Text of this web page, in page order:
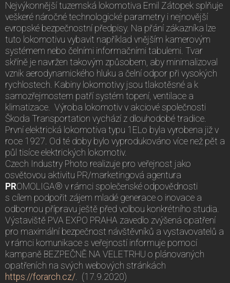
Nejvýkonnější tuzemská lokomotiva Emil Zátopek splňuje
veškeré náročné technologické parametry i nejnovější
evropské bezpečnostní předpisy. Na přání zákazníka lze
tuto lokomotivu vybavit například vnějším kamerovým
systémem nebo čelními informačními tabulemi. Tvar
skříně je navržen takovým způsobem, aby minimalizoval
vznik aerodynamického hluku a čelní odpor při vysokých
rychlostech. Kabiny lokomotivy jsou tlakotěsné a k
samozřejmostem patří systém topení, ventilace a
klimatizace. Výroba lokomotiv v akciové společnosti
Škoda Transportation vychází z dlouhodobé tradice.
První elektrická lokomotiva typu 1ELo byla vyrobena již v
roce 1927. Od té doby bylo vyprodukováno více než pět a
půl tisíce elektrických lokomotiv.
Czech Industry Photo realizuje pro veřejnost jako
osvětovou aktivitu PR/marketingová agentura
PROMOLIGA® v rámci společenské odpovědnosti
s cílem podpořit zájem mladé generace o inovace a
odbornou přípravu ještě před volbou konkrétního studia.
Výstaviště PVA EXPO PRAHA zavedlo zvýšená opatření
pro maximální bezpečnost návštěvníků a vystavovatelů a
v rámci komunikace s veřejností informuje pomocí
kampaně BEZPEČNĚ NA VELETRHU o plánovaných
opatřeních na svých webových stránkách
https://forarch.cz/. (17.9.2020)